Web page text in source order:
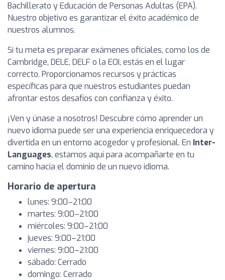
Bachillerato y Educación de Personas Adultas (EPA).
Nuestro objetivo es garantizar el éxito académico de
nuestros alumnos.
Si tu meta es preparar exámenes oficiales, como los de
Cambridge, DELE, DELF o la EOI, estás en el lugar
correcto. Proporcionamos recursos y prácticas
específicas para que nuestros estudiantes puedan
afrontar estos desafíos con confianza y éxito.
¡Ven y únase a nosotros! Descubre cómo aprender un
nuevo idioma puede ser una experiencia enriquecedora y
divertida en un entorno acogedor y profesional. En Inter-
Languages, estamos aquí para acompañarte en tu
camino hacia el dominio de un nuevo idioma.
Horario de apertura
lunes: 9:00–21:00
martes: 9:00–21:00
miércoles: 9:00–21:00
jueves: 9:00–21:00
viernes: 9:00–21:00
sábado: Cerrado
domingo: Cerrado